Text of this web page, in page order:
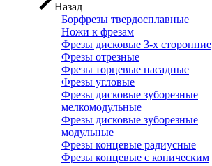
Назад
Борфрезы твердосплавные
Ножи к фрезам
Фрезы дисковые 3-х сторонние
Фрезы отрезные
Фрезы торцевые насадные
Фрезы угловые
Фрезы дисковые зуборезные
мелкомодульные
Фрезы дисковые зуборезные
модульные
Фрезы концевые радиусные
Фрезы концевые с коническим